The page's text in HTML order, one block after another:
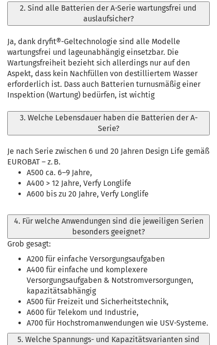
2. Sind alle Batterien der A-Serie wartungsfrei und
auslaufsicher?
Ja, dank dryfit®-Geltechnologie sind alle Modelle
wartungsfrei und lageunabhängig einsetzbar. Die
Wartungsfreiheit bezieht sich allerdings nur auf den
Aspekt, dass kein Nachfüllen von destilliertem Wasser
erforderlich ist. Dass auch Batterien turnusmäßig einer
Inspektion (Wartung) bedürfen, ist wichtig
3. Welche Lebensdauer haben die Batterien der A-
Serie?
Je nach Serie zwischen 6 und 20 Jahren Design Life gemäß
EUROBAT – z. B.
A500 ca. 6–9 Jahre,
A400 > 12 Jahre, Verfy Longlife
A600 bis zu 20 Jahre, Verfy Longlife
4. Für welche Anwendungen sind die jeweiligen Serien
besonders geeignet?
Grob gesagt:
A200 für einfache Versorgungsaufgaben
A400 für einfache und komplexere
Versorgungsaufgaben & Notstromversorgungen,
kapazitätsabhängig
A500 für Freizeit und Sicherheitstechnik,
A600 für Telekom und Industrie,
A700 für Hochstromanwendungen wie USV-Systeme.
5. Welche Spannungs- und Kapazitätsvarianten sind